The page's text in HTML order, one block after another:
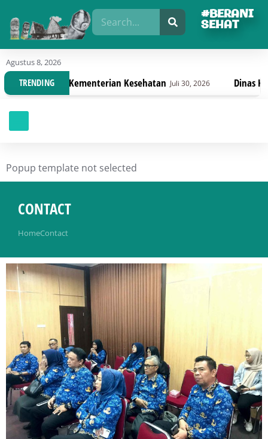
#BERANI
SEHAT
Agustus 8, 2026
TRENDING
Kementerian Kesehatan Juli 30, 2026 Dinas Kesehatan
Popup template not selected
CONTACT
You are here:
HomeContact